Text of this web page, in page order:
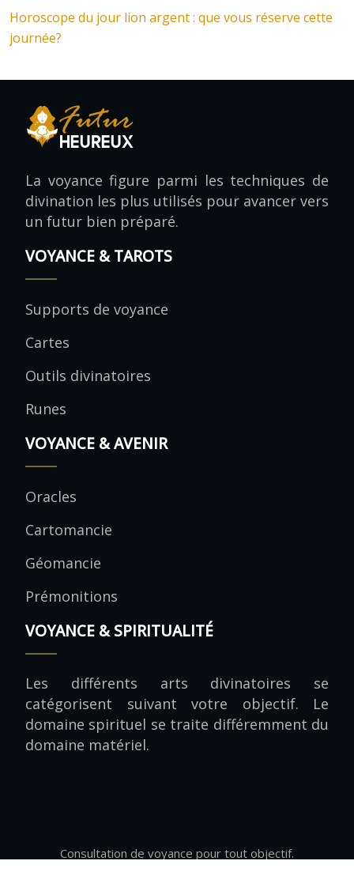
Horoscope du jour lion argent : que vous réserve cette
journée?
La voyance figure parmi les techniques de
divination les plus utilisés pour avancer vers
un futur bien préparé.
VOYANCE & TAROTS
Supports de voyance
Cartes
Outils divinatoires
Runes
VOYANCE & AVENIR
Oracles
Cartomancie
Géomancie
Prémonitions
VOYANCE & SPIRITUALITÉ
Les différents arts divinatoires se
catégorisent suivant votre objectif. Le
domaine spirituel se traite différemment du
domaine matériel.
Consultation de voyance pour tout objectif.